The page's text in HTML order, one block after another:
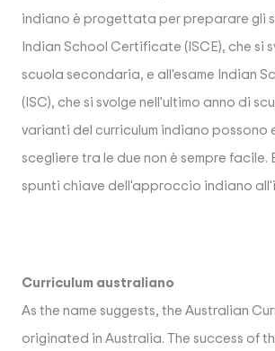
indiano è progettata per preparare gli
Indian School Certificate (ISCE), che si
scuola secondaria, e all'esame Indian
(ISC), che si svolge nell'ultimo anno di
varianti del curriculum indiano possono
scegliere tra le due non è sempre facile.
spunti chiave dell'approccio indiano
Curriculum australiano
As the name suggests, the Australian
originated in Australia. The success of